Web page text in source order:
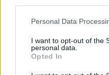
Personal Data
I want to opt-out of the
personal data.
Opted In
Canicule : les conseils
éviter le danger
Éclipse du